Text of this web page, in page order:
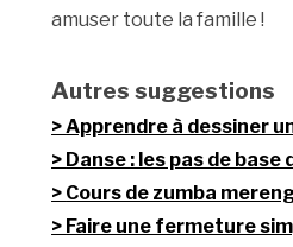
amuser toute la famille !
Autres suggestions
Apprendre à dessiner
Danse : les pas de base
Cours de zumba
Faire une fermeture